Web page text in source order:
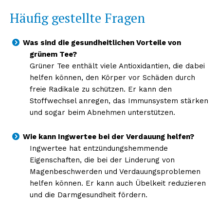
Häufig gestellte Fragen
Was sind die gesundheitlichen Vorteile von
grünem Tee?
Grüner Tee enthält viele Antioxidantien, die dabei
helfen können, den Körper vor Schäden durch
freie Radikale zu schützen. Er kann den
Stoffwechsel anregen, das Immunsystem stärken
und sogar beim Abnehmen unterstützen.
Wie kann Ingwertee bei der Verdauung helfen?
Ingwertee hat entzündungshemmende
Eigenschaften, die bei der Linderung von
Magenbeschwerden und Verdauungsproblemen
helfen können. Er kann auch Übelkeit reduzieren
und die Darmgesundheit fördern.